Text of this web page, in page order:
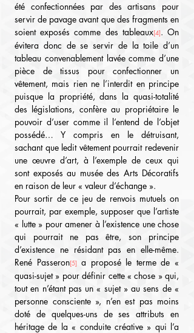
été confectionnées par des artisans pour
servir de pavage avant que des fragments en
soient exposés comme des tableaux[4]. On
évitera donc de se servir de la toile d’un
tableau convenablement lavée comme d’une
pièce de tissus pour confectionner un
vêtement, mais rien ne l’interdit en principe
puisque la propriété, dans la quasi-totalité
des législations, confère au propriétaire le
pouvoir d’user comme il l’entend de l’objet
possédé… Y compris en le détruisant,
sachant que ledit vêtement pourrait redevenir
une œuvre d’art, à l’exemple de ceux qui
sont exposés au musée des Arts Décoratifs
en raison de leur « valeur d’échange ».
Pour sortir de ce jeu de renvois mutuels on
pourrait, par exemple, supposer que l’artiste
« lutte » pour amener à l’existence une chose
qui pourrait ne pas être, son principe
d’existence ne résidant pas en elle-même.
René Passeron[5] a proposé le terme de «
quasi-sujet » pour définir cette « chose » qui,
tout en n’étant pas un « sujet » au sens de «
personne consciente », n’en est pas moins
doté de quelques-uns de ses attributs en
héritage de la « conduite créative » qui l’a